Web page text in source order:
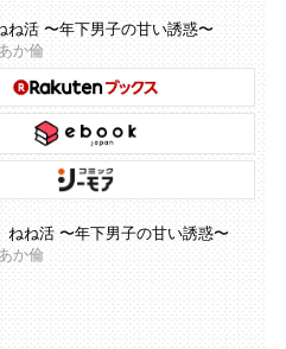
ね活 〜年下男子の甘い誘惑〜
か倫
ねね活 〜年下男子の甘い誘惑〜
か倫